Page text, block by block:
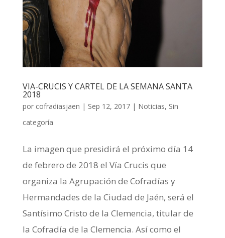
VIA-CRUCIS Y CARTEL DE LA SEMANA SANTA
2018
por cofradiasjaen | Sep 12, 2017| Noticias, Sin
categoría
La imagen que presidirá el próximo día 14
de febrero de 2018 el Vía Crucis que
organiza la Agrupación de Cofradías y
Hermandades de la Ciudad de Jaén, será el
Santísimo Cristo de la Clemencia, titular de
la Cofradía de la Clemencia. Así como el